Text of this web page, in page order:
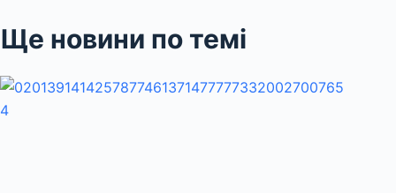
Ще новини по темі